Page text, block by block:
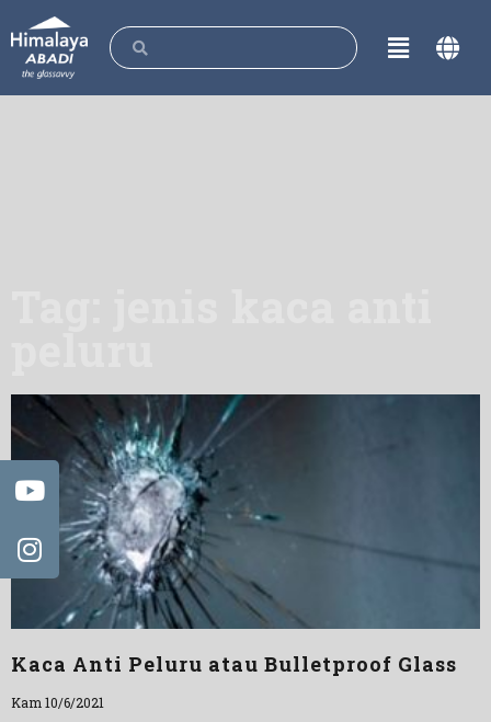
Kaca Anti Peluru atau Bulletproof Glass
Kam 10/6/2021